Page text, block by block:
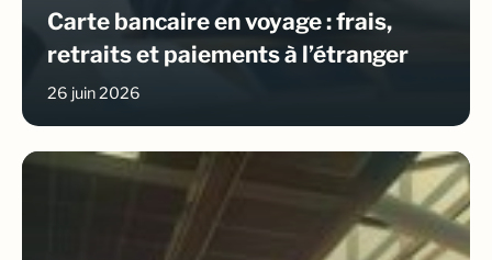
Carte bancaire en voyage : frais,
retraits et paiements à l’étranger
26 juin 2026